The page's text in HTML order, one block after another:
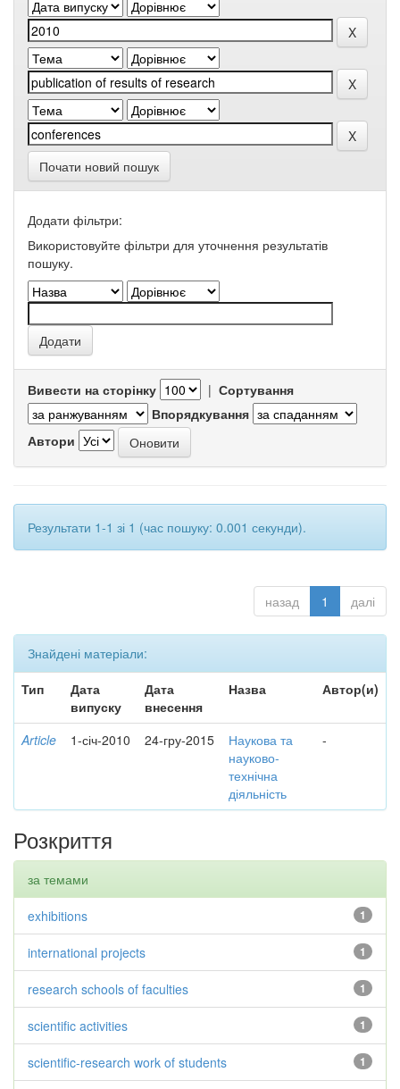
Почати новий пошук
Додати фільтри:
Використовуйте фільтри для уточнення результатів
пошуку.
Вивести на сторінку | Сортування
Впорядкування
Автори
Результати 1-1 зі 1 (час пошуку: 0.001 секунди).
назад 1 далі
Знайдені матеріали:
Тип
Дата
випуску
Дата
внесення
Назва Автор(и)
Article 1-січ-2010 24-гру-2015
Наукова та
науково-
технічна
діяльність
-
Розкриття
за темами
1
exhibitions
1
international projects
1
research schools of faculties
1
scientific activities
1
scientific-research work of students